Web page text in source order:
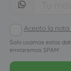
Acepto la nota
Solo usamos estos
enviaremos SPAM